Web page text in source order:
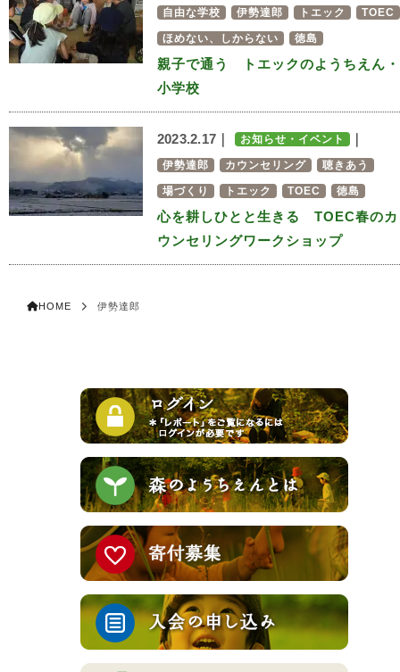
自由な学校 伊勢達郎 トエック TOEC
ほめない、しからない 徳島
親子で通う トエックのようちえん・
小学校
2023.2.17｜ お知らせ・イベント
伊勢達郎 カウンセリング 聴きあう
場づくり トエック TOEC 徳島
心を耕しひとと生きる TOEC春のカ
ウンセリングワークショップ
HOME 伊勢達郎